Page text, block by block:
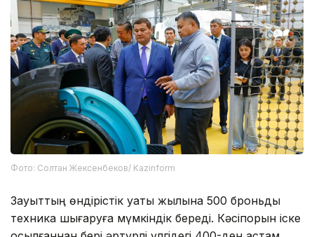
Фото: Солтан Жексенбеков/ Kazinform
Зауыттың өндірістік қуаты жылына 500 броньды
техника шығаруға мүмкіндік береді. Кәсіпорын іске